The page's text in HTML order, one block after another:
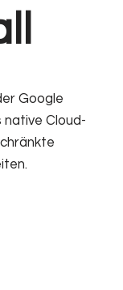
Google
native Cloud-